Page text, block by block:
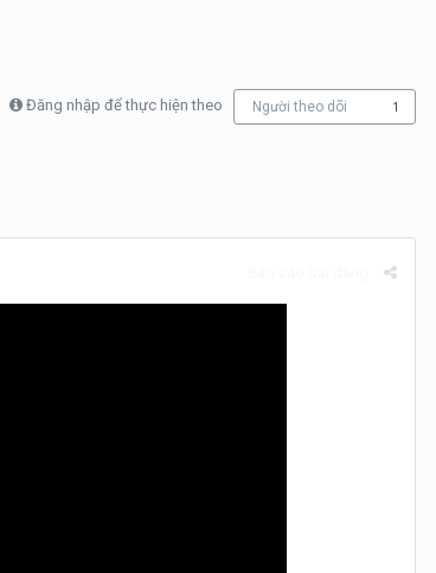
Đăng nhập để thực hiện theo Người theo dõi 1